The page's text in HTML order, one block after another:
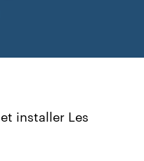
installer Les